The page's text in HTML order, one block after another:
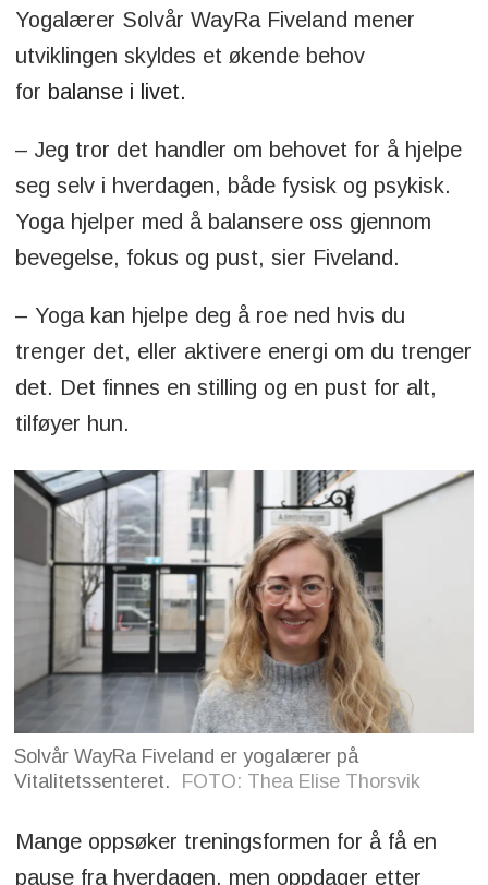
Yogalærer Solvår WayRa Fiveland mener
utviklingen skyldes et økende behov
for balanse i livet.
– Jeg tror det handler om behovet for å hjelpe
seg selv i hverdagen, både fysisk og psykisk.
Yoga hjelper med å balansere oss gjennom
bevegelse, fokus og pust, sier Fiveland.
– Yoga kan hjelpe deg å roe ned hvis du
trenger det, eller aktivere energi om du trenger
det. Det finnes en stilling og en pust for alt,
tilføyer hun.
Solvår WayRa Fiveland er yogalærer på
Vitalitetssenteret.
FOTO: Thea Elise Thorsvik
Mange oppsøker treningsformen for å få en
pause fra hverdagen, men oppdager etter